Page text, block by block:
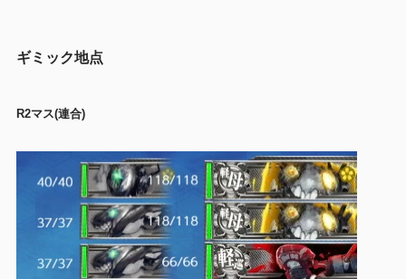
ギミック地点
R2マス(連合)